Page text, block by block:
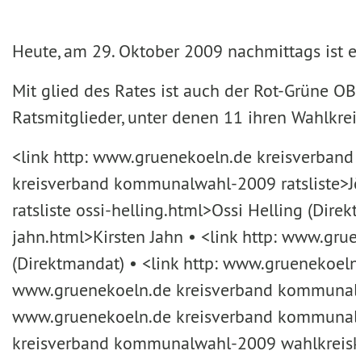
Heute, am 29. Oktober 2009 nachmittags
Mit glied des Rates ist auch der Rot-Grüne
Ratsmitglieder, unter denen 11 ihren
<link http: www.gruenekoeln.de
kreisverband kommunalwahl-2009
ratsliste ossi-helling.html>Ossi Helling
jahn.html>Kirsten Jahn • <link http:
(Direktmandat) • <link http:
www.gruenekoeln.de kreisverband
www.gruenekoeln.de kreisverband
kreisverband kommunalwahl-2009